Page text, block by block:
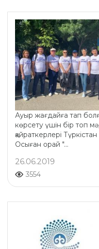
Ауыр жағдайға тап
көрсету үшін бір топ
қайраткерлері
Осыған орай "...
26.06.2019
3554